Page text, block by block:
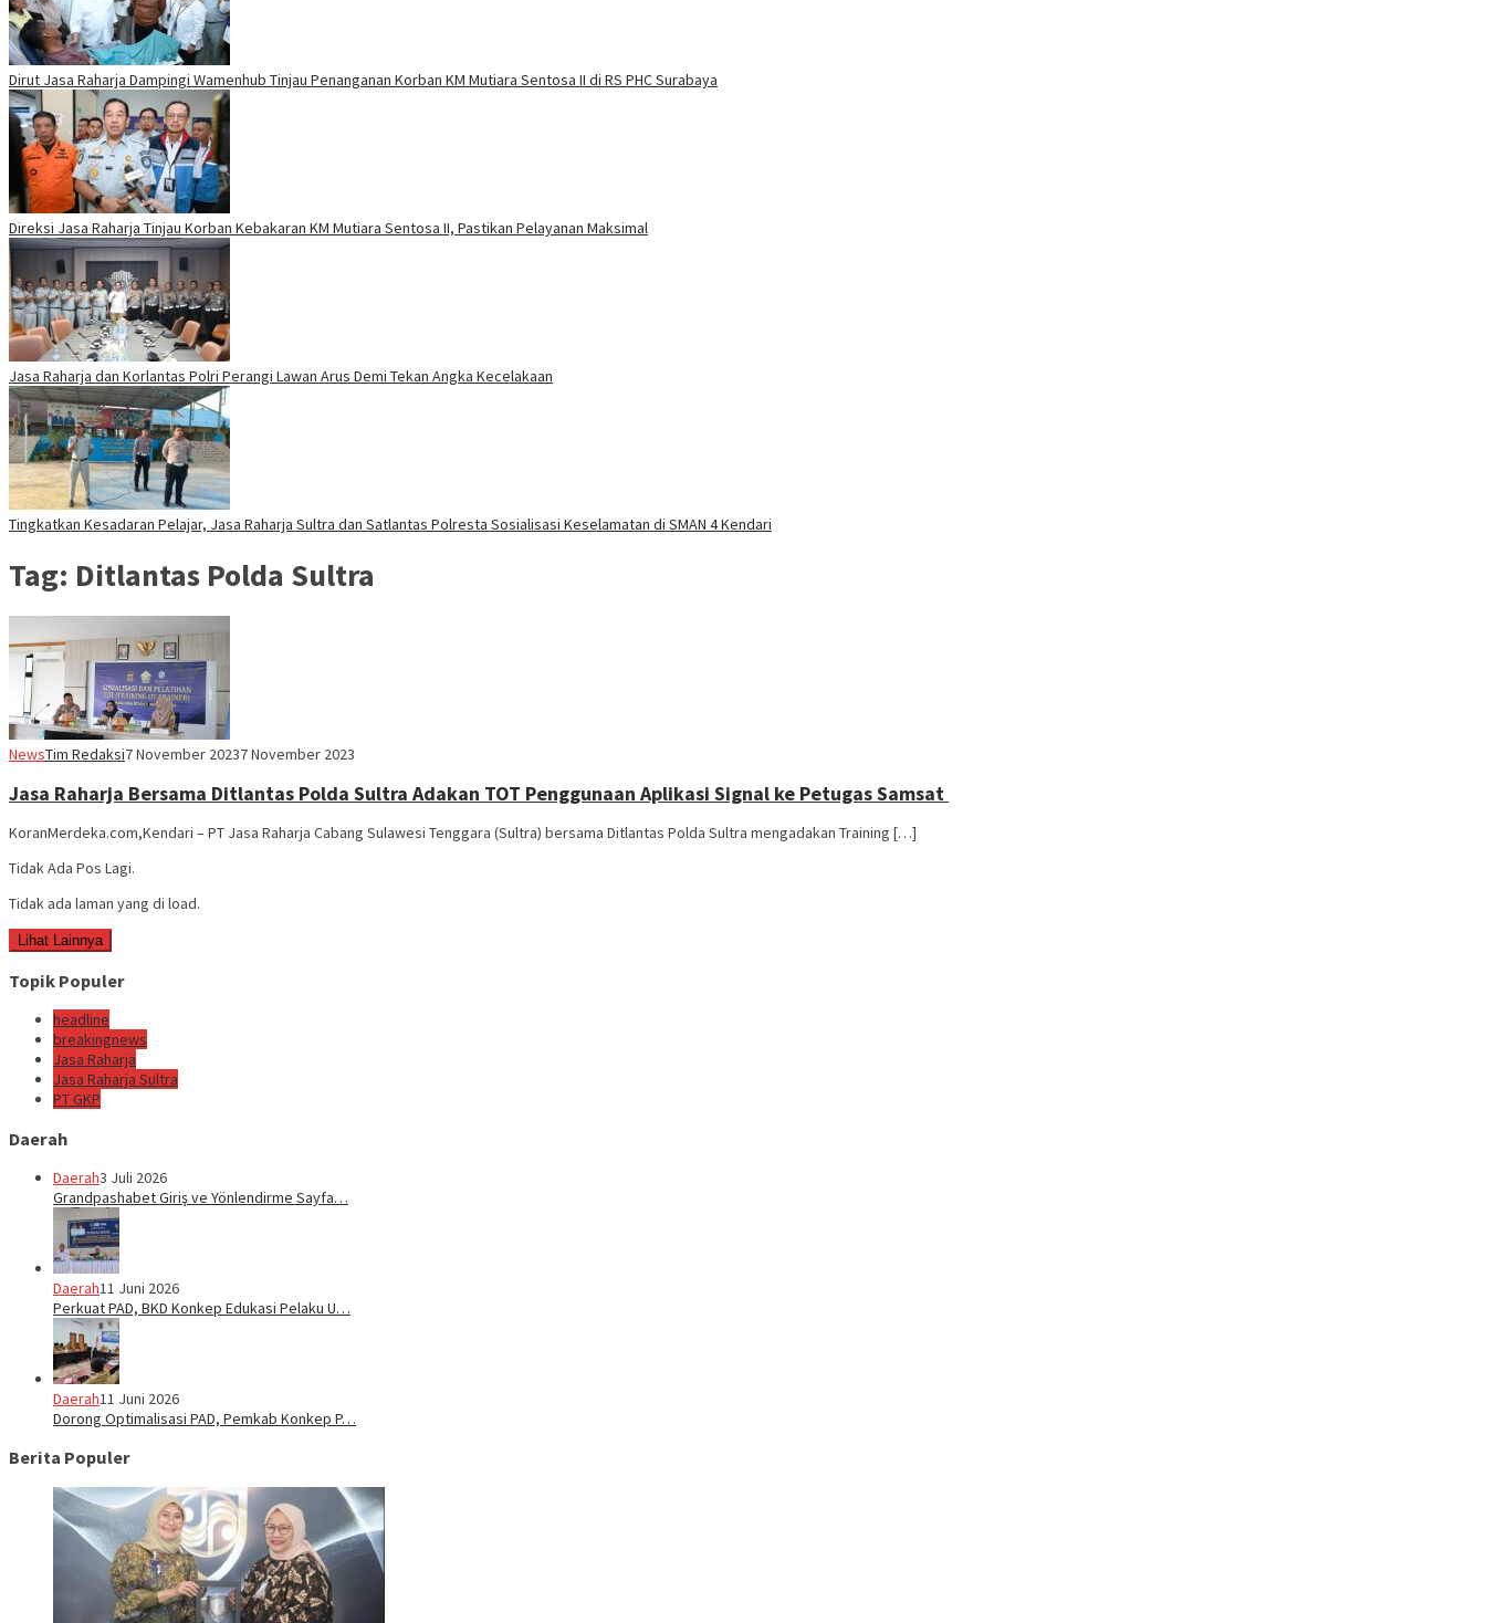
Dirut Jasa Raharja Dampingi Wamenhub Tinjau Penanganan Korban KM Mutiara Sentosa II di RS PHC Surabaya
Direksi Jasa Raharja Tinjau Korban Kebakaran KM Mutiara Sentosa II, Pastikan Pelayanan Maksimal
Jasa Raharja dan Korlantas Polri Perangi Lawan Arus Demi Tekan Angka Kecelakaan
Tingkatkan Kesadaran Pelajar, Jasa Raharja Sultra dan Satlantas Polresta Sosialisasi Keselamatan di SMAN 4 Kendari
Tag: Ditlantas Polda Sultra
NewsTim Redaksi7 November 20237 November 2023
Jasa Raharja Bersama Ditlantas Polda Sultra Adakan TOT Penggunaan Aplikasi Signal ke Petugas Samsat
KoranMerdeka.com,Kendari – PT Jasa Raharja Cabang Sulawesi Tenggara (Sultra) bersama Ditlantas Polda Sultra mengadakan Training […]
Tidak Ada Pos Lagi.
Tidak ada laman yang di load.
Lihat Lainnya
Topik Populer
headline
breakingnews
Jasa Raharja
Jasa Raharja Sultra
PT GKP
Daerah
Daerah3 Juli 2026
Grandpashabet Giriş ve Yönlendirme Sayfa…
Daerah11 Juni 2026
Perkuat PAD, BKD Konkep Edukasi Pelaku U…
Daerah11 Juni 2026
Dorong Optimalisasi PAD, Pemkab Konkep P…
Berita Populer